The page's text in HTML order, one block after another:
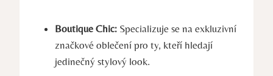
Boutique Chic: Specializuje se na exkluzivní
značkové oblečení pro ty, kteří hledají
jedinečný stylový look.